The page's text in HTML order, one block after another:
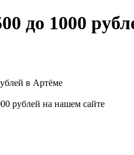
до 1000
в Артёме
рублей на нашем сайте